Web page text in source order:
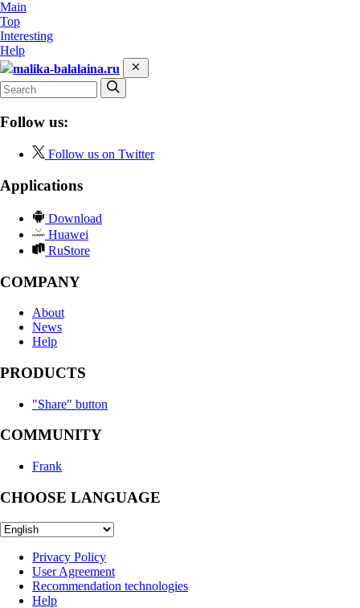
Main
Top
Interesting
Help
malika-balalaina.ru
Follow us:
Follow us on Twitter
Applications
Download
Huawei
RuStore
COMPANY
About
News
Help
PRODUCTS
"Share" button
COMMUNITY
Frank
CHOOSE LANGUAGE
Privacy Policy
User Agreement
Recommendation technologies
Help